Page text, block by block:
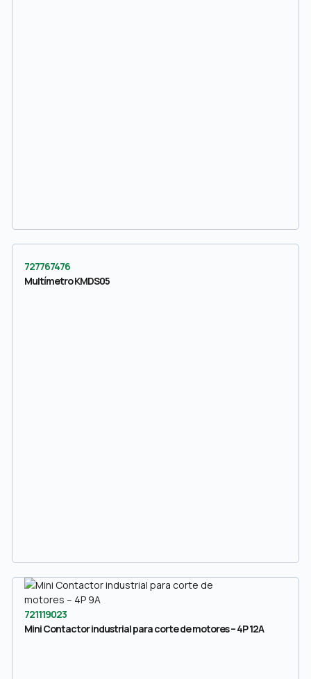
727767476
Multímetro KMDS05
721119023
Mini Contactor industrial para corte de motores – 4P 12A